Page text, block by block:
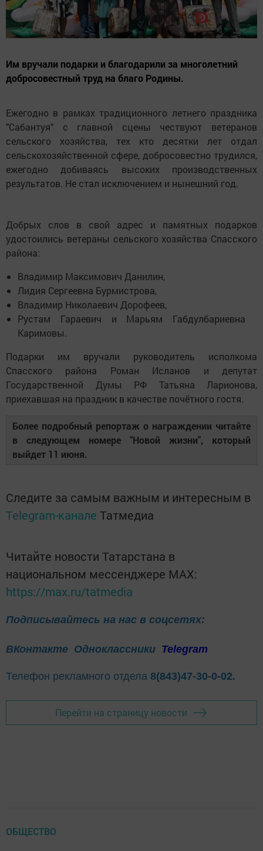
Им вручали подарки и благодарили за многолетний
добросовестный труд на благо Родины.
Ежегодно в рамках традиционного летнего праздника
"Сабантуя" с главной сцены чествуют ветеранов
сельского хозяйства, тех кто десятки лет отдал
сельскохозяйственной сфере, добросовестно трудился,
ежегодно добиваясь высоких производственных
результатов. Не стал исключением и нынешний год.
Добрых слов в свой адрес и памятных подарков
удостоились ветераны сельского хозяйства Спасского
района:
Владимир Максимович Данилин,
Лидия Сергеевна Бурмистрова,
Владимир Николаевич Дорофеев,
Рустам Гараевич и Марьям Габдулбариевна
Каримовы.
Подарки им вручали руководитель исполкома
Спасского района Роман Исланов и депутат
Государственной Думы РФ Татьяна Ларионова,
приехавшая на праздник в качестве почётного гостя.
Более подробный репортаж о награждении читайте
в следующем номере "Новой жизни", который
выйдет 11 июня.
Следите за самым важным и интересным в
Telegram-канале Татмедиа
Читайте новости Татарстана в
национальном мессенджере MАХ:
https://max.ru/tatmedia
Подписывайтесь на нас в соцсетях:
ВКонтакте Одноклассники Telegram
Телефон рекламного отдела 8(843)47-30-0-02.
Перейти на страницу новости
ОБЩЕСТВО